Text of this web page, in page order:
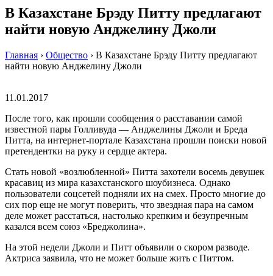
В Казахстане Брэду Питту предлагают
найти новую Анджелину Джоли
Главная › Общество › В Казахстане Брэду Питту предлагают
найти новую Анджелину Джоли
11.01.2017
После того, как прошли сообщения о расставании самой
известной пары Голливуда — Анджелины Джоли и Бреда
Питта, на интернет-портале Казахстана прошли поиски новой
претендентки на руку и сердце актера.
Стать новой «возлюбленной» Питта захотели восемь девушек
красавиц из мира казахстанского шоубизнеса. Однако
пользователи соцсетей подняли их на смех. Просто многие до
сих пор еще не могут поверить, что звездная пара на самом
деле может расстаться, настолько крепким и безупречным
казался всем союз «Бреджолина».
На этой недели Джоли и Питт объявили о скором разводе.
Актриса заявила, что не может больше жить с Питтом.